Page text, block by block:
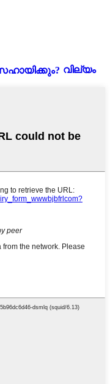
വില്യം